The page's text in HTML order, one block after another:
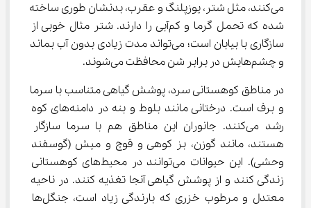
می‌کنند، مثل شتر، یوزپلنگ و عقرب، بدنشان طوری ساخته
شده که تحمل گرما و کم‌آبی را دارند. شتر مثال خوبی از
سازگاری با بیابان است؛ می‌تواند مدت زیادی بدون آب بماند
و چشم‌هایش در برابر شن محافظت می‌شوند.
در مناطق کوهستانی سرد، پوشش گیاهی متناسب با سرما
و برف است. درختانی مانند بلوط و بنه در دامنه‌های کوه
رشد می‌کنند. جانوران این مناطق هم با سرما سازگار
هستند، مانند گوزن، بز کوهی و قوچ و میش (گوسفند
وحشی). این حیوانات می‌توانند در محیط‌های کوهستانی
زندگی کنند و از پوشش گیاهی آنجا تغذیه کنند. در ناحیه
معتدل و مرطوب خزری که بارندگی زیاد است، جنگل‌ها